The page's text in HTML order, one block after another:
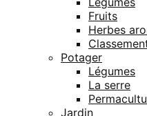
Fruits
Herbes
Potager
Légumes
La serre
Jardin